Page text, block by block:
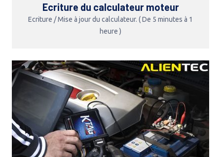
Ecriture du calculateur moteur
Ecriture / Mise à jour du calculateur. ( De 5 minutes à 1
heure )